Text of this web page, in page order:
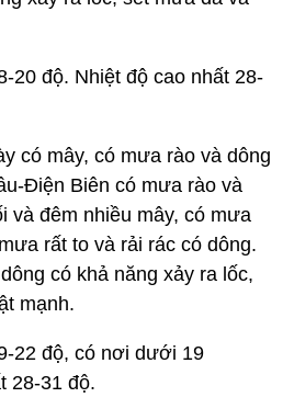
20 độ. Nhiệt độ cao nhất 28-
có mây, có mưa rào và dông
Điện Biên có mưa rào và
và đêm nhiều mây, có mưa
rất to và rải rác có dông.
có khả năng xảy ra lốc,
mạnh.
22 độ, có nơi dưới 19
28-31 độ.